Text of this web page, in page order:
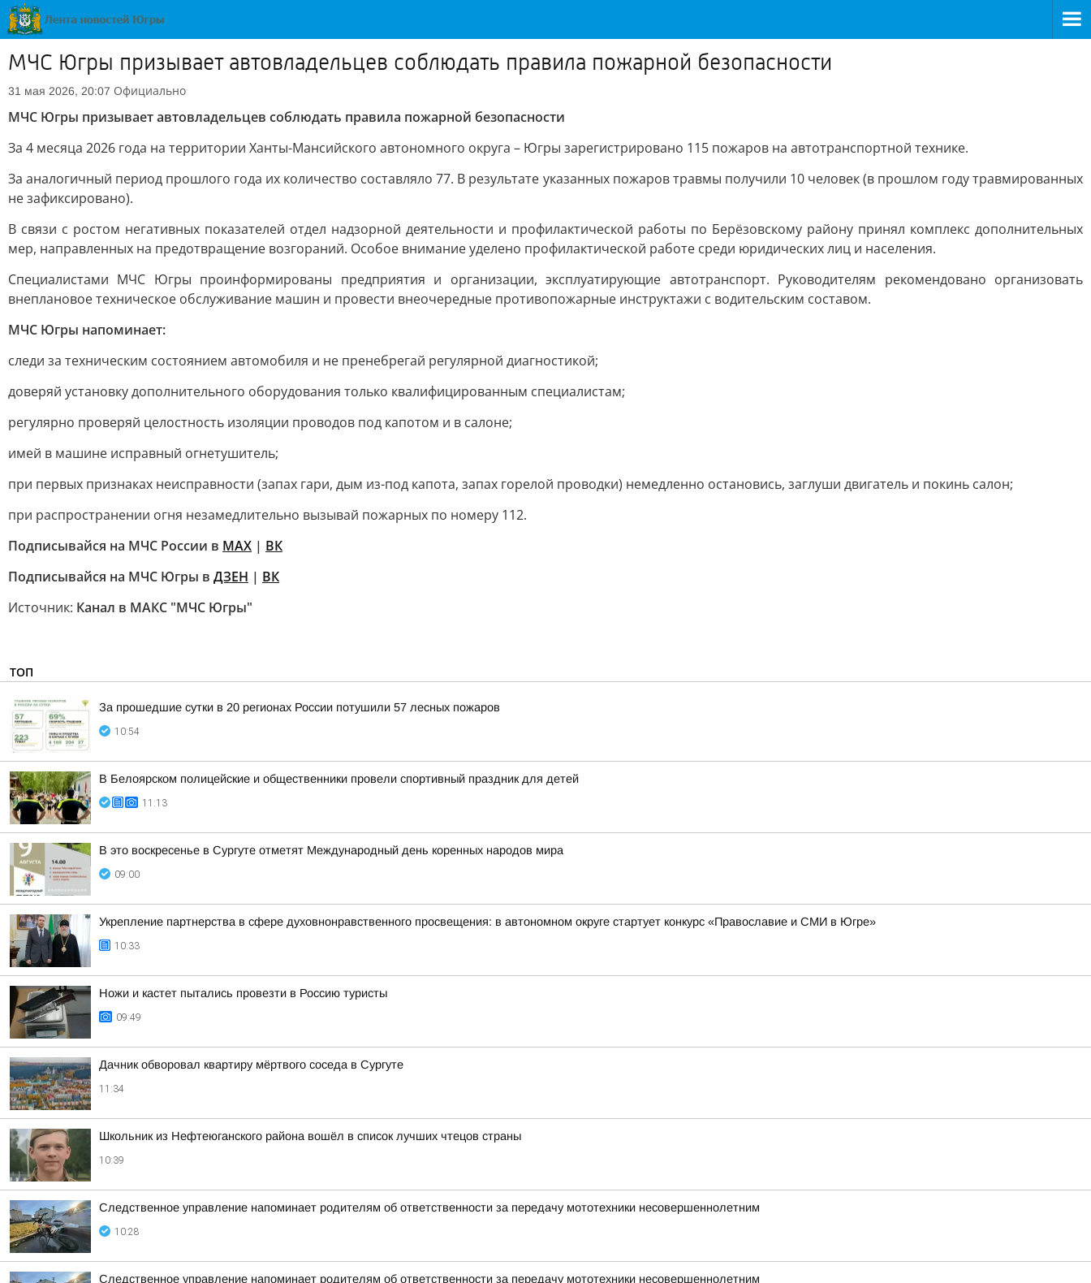
МЧС Югры призывает автовладельцев соблюдать правила пожарной безопасности
31 мая 2026, 20:07 Официально
МЧС Югры призывает автовладельцев соблюдать правила пожарной безопасности
За 4 месяца 2026 года на территории Ханты-Мансийского автономного округа – Югры зарегистрировано 115 пожаров на автотранспортной технике.
За аналогичный период прошлого года их количество составляло 77. В результате указанных пожаров травмы получили 10 человек (в прошлом году травмированных
не зафиксировано).
В связи с ростом негативных показателей отдел надзорной деятельности и профилактической работы по Берёзовскому району принял комплекс дополнительных
мер, направленных на предотвращение возгораний. Особое внимание уделено профилактической работе среди юридических лиц и населения.
Специалистами МЧС Югры проинформированы предприятия и организации, эксплуатирующие автотранспорт. Руководителям рекомендовано организовать
внеплановое техническое обслуживание машин и провести внеочередные противопожарные инструктажи с водительским составом.
МЧС Югры напоминает:
следи за техническим состоянием автомобиля и не пренебрегай регулярной диагностикой;
доверяй установку дополнительного оборудования только квалифицированным специалистам;
регулярно проверяй целостность изоляции проводов под капотом и в салоне;
имей в машине исправный огнетушитель;
при первых признаках неисправности (запах гари, дым из-под капота, запах горелой проводки) немедленно остановись, заглуши двигатель и покинь салон;
при распространении огня незамедлительно вызывай пожарных по номеру 112.
Подписывайся на МЧС России в MAX | ВК
Подписывайся на МЧС Югры в ДЗЕН | ВК
Источник: Канал в МАКС "МЧС Югры"
ТОП
За прошедшие сутки в 20 регионах России потушили 57 лесных пожаров
10:54
В Белоярском полицейские и общественники провели спортивный праздник для детей
11:13
В это воскресенье в Сургуте отметят Международный день коренных народов мира
09:00
Укрепление партнерства в сфере духовнонравственного просвещения: в автономном округе стартует конкурс «Православие и СМИ в Югре»
10:33
Ножи и кастет пытались провезти в Россию туристы
09:49
Дачник обворовал квартиру мёртвого соседа в Сургуте
11:34
Школьник из Нефтеюганского района вошёл в список лучших чтецов страны
10:39
Следственное управление напоминает родителям об ответственности за передачу мототехники несовершеннолетним
10:28
Следственное управление напоминает родителям об ответственности за передачу мототехники несовершеннолетним